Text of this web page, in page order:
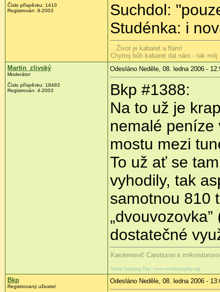
Číslo příspěvku: 1410
Registrován: 8-2003
Suchdol:
Studénka: i
...Život je kabaret a flám!
Chytrej bůh kabaret dal nám - tak
Martin_zlivský
Moderátor
Číslo příspěvku: 18493
Registrován: 4-2003
Odesláno Neděle, 08. ledna 2006 -
Bkp #1388:
Na to už je
nemalé peníze
mostu mezi
To už ať se
vyhodily, tak
samotnou 810
dostatečné
Karotenovič Carotsson s
World Jumping Day: www.worldjumpday.org
Bkp
Registrovaný uživatel
Odesláno Neděle, 08. ledna 2006 -